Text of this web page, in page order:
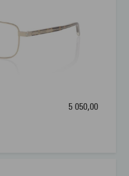
5 050,00